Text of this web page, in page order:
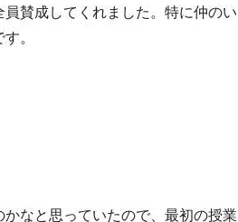
賛成してくれました。特に仲のい
。
なと思っていたので、最初の授業